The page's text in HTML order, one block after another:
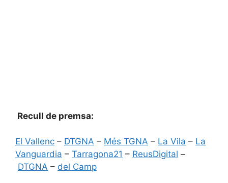
Recull de premsa:
El Vallenc – DTGNA – Més TGNA – La Vila – La
Vanguardia – Tarragona21 – ReusDigital –
DTGNA – del Camp